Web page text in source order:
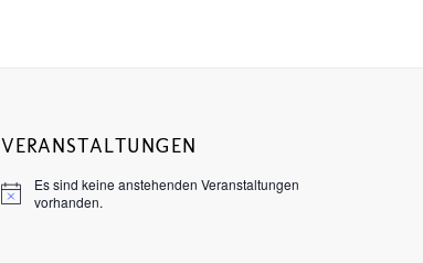
VERANSTALTUNGEN
Hinweis
Es sind keine anstehenden Veranstaltungen
vorhanden.